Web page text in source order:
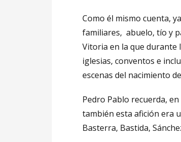
Como él mismo cuenta,
familiares, abuelo, tío y
Vitoria en la que durante
iglesias, conventos e
escenas del nacimiento
Pedro Pablo recuerda,
también esta afición era
Basterra, Bastida,